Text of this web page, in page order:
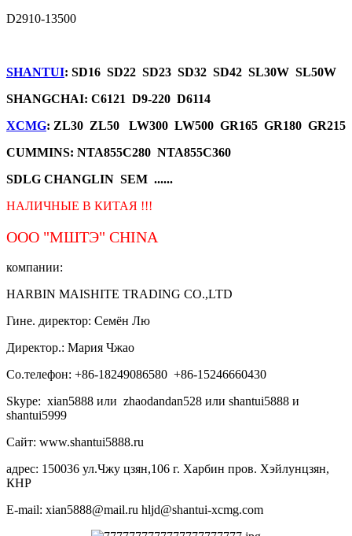
D2910-13500
SHANTUI: SD16 SD22 SD23 SD32 SD42 SL30W SL50W
SHANGCHAI: C6121 D9-220 D6114
XCMG: ZL30 ZL50 LW300 LW500 GR165 GR180 GR215
CUMMINS: NTA855C280 NTA855C360
SDLG CHANGLIN SEM ......
НАЛИЧНЫЕ В КИТАЯ !!!
ООО "МШТЭ" CHINA
компании:
HARBIN MAISHITE TRADING CO.,LTD
Гине. директор: Семён Лю
Директор.: Мария Чжао
Со.телефон: +86-18249086580 +86-15246660430
Skype: xian5888 или zhaodandan528 или shantui5888 и
shantui5999
Сайт: www.shantui5888.ru
адрес: 150036 ул.Чжу цзян,106 г. Харбин пров. Хэйлунцзян,
КНР
E-mail: xian5888@mail.ru hljd@shantui-xcmg.com